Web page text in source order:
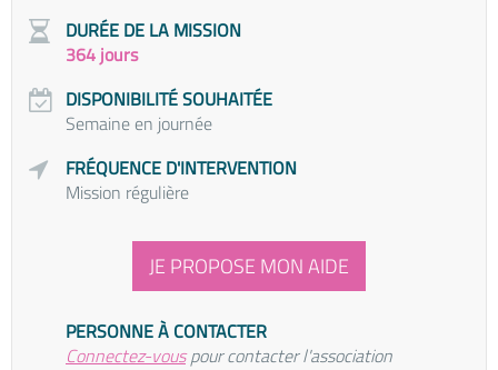
DURÉE DE LA MISSION
364 jours
DISPONIBILITÉ SOUHAITÉE
Semaine en journée
FRÉQUENCE D'INTERVENTION
Mission régulière
JE PROPOSE MON AIDE
PERSONNE À CONTACTER
Connectez-vouspour contacter l'association